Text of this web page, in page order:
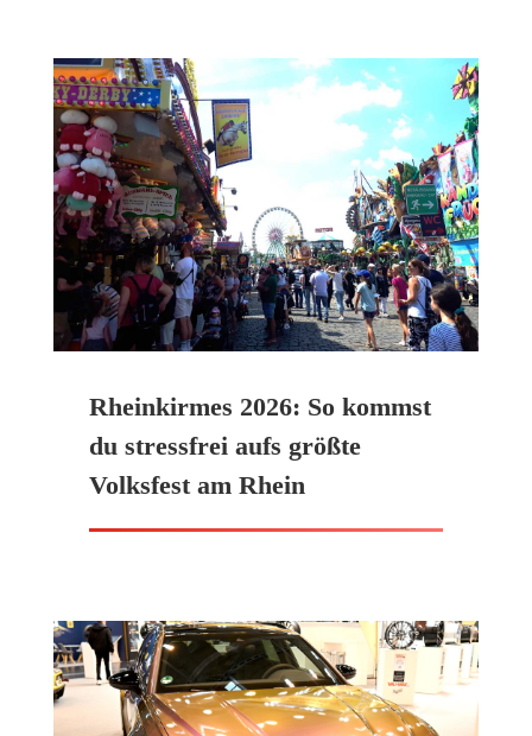
Rheinkirmes 2026: So kommst
du stressfrei aufs größte
Volksfest am Rhein